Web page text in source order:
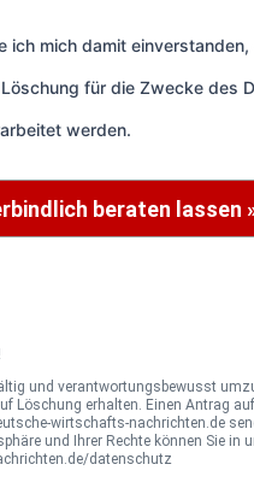
ich mich damit
für die Zwecke des
werden.
beraten lassen
und verantwortungsbewusst
Löschung erhalten. Einen Antrag
wirtschafts-nachrichten.de
und Ihrer Rechte können Sie in
datenschutz